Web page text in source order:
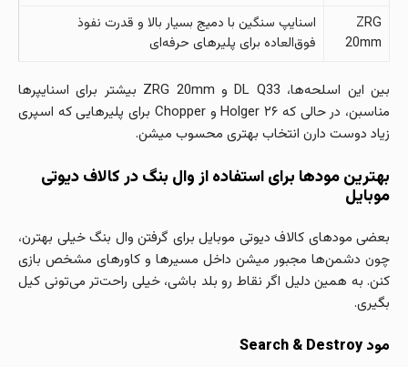
ZRG
20mm
اسنایپ سنگین با دمیج بسیار بالا و قدرت نفوذ
فوق‌العاده برای پلیرهای حرفه‌ای
بین این اسلحه‌ها، DL Q33 و ZRG 20mm بیشتر برای اسنایپرها
مناسبن، در حالی که Holger ۲۶ و Chopper برای پلیرهایی که اسپری
زیاد دوست دارن انتخاب بهتری محسوب میشن.
بهترین مودها برای استفاده از وال بنگ در کالاف دیوتی
موبایل
بعضی مودهای کالاف دیوتی موبایل برای گرفتن وال بنگ خیلی بهترن،
چون دشمن‌ها مجبور میشن داخل مسیرها و کاورهای مشخص بازی
کنن. به همین دلیل اگر نقاط‌ رو بلد باشی، خیلی راحت‌تر می‌تونی کیل
بگیری.
مود Search & Destroy